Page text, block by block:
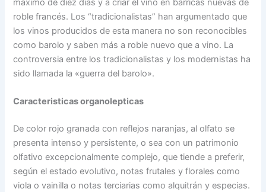
máximo de diez días y a criar el vino en barricas nuevas de
roble francés. Los “tradicionalistas” han argumentado que
los vinos producidos de esta manera no son reconocibles
como barolo y saben más a roble nuevo que a vino. La
controversia entre los tradicionalistas y los modernistas ha
sido llamada la «guerra del barolo».
Caracteristicas organolepticas
De color rojo granada con reflejos naranjas, al olfato se
presenta intenso y persistente, o sea con un patrimonio
olfativo excepcionalmente complejo, que tiende a preferir,
según el estado evolutivo, notas frutales y florales como
viola o vainilla o notas terciarias como alquitrán y especias.